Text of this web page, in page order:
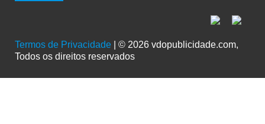
Termos de Privacidade | © 2026 vdopublicidade.com,
Todos os direitos reservados